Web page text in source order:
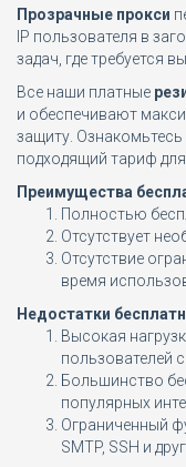
Прозрачные прокси
IP пользователя в
задач, где требуется
Все наши платные
и обеспечивают
защиту.
подходящий тариф
Преимущества
Полностью
Отсутствует
Отсутствие
время
Недостатки
Высокая
пользователей
Большинство
популярных
Ограниченный
SMTP, SSH и